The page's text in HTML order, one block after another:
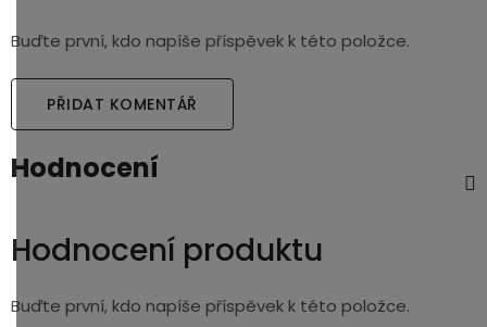
Buďte první, kdo napíše příspěvek k této položce.
PŘIDAT KOMENTÁŘ
Hodnocení
Hodnocení produktu
Buďte první, kdo napíše příspěvek k této položce.